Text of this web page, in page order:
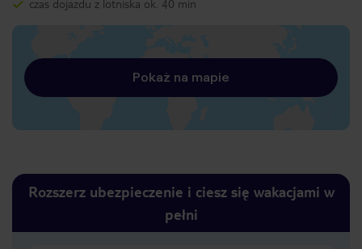
czas dojazdu z lotniska ok. 40 min
Pokaż na mapie
Rozszerz ubezpieczenie i ciesz się wakacjami w
pełni